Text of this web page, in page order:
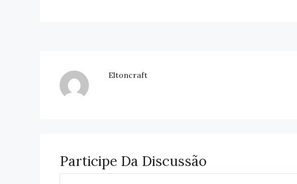
Eltoncraft
Participe Da Discussão